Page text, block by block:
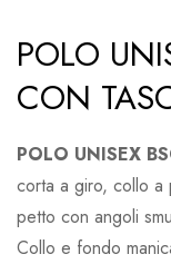
POLO
CON
POLO UNISEX
corta a giro, collo a
petto con angoli
Collo e fondo